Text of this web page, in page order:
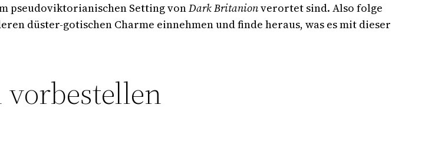
pseudoviktorianischen Setting vonDark Britanionverortet sind. Also folge
düster-gotischen Charme einnehmen und finde heraus, was es mit dieser
vorbestellen